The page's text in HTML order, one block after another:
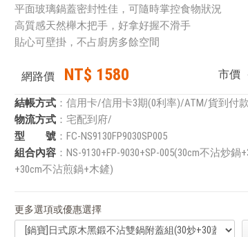
平面玻璃鍋蓋密封性佳，可隨時掌控食物狀況
高質感天然櫸木把手，好拿好握不滑手
貼心可壁掛，不占廚房多餘空間
網路價 NT$ 1580 市價
結帳方式 ：信用卡/信用卡3期(0利率)/ATM/貨到付款
物流方式 ：宅配到府/
型 號 ：FC-NS9130FP9030SP005
組合內容 ：NS-9130+FP-9030+SP-005(30cm不沾炒鍋
+30cm不沾煎鍋+木鏟)
更多選項或優惠選擇